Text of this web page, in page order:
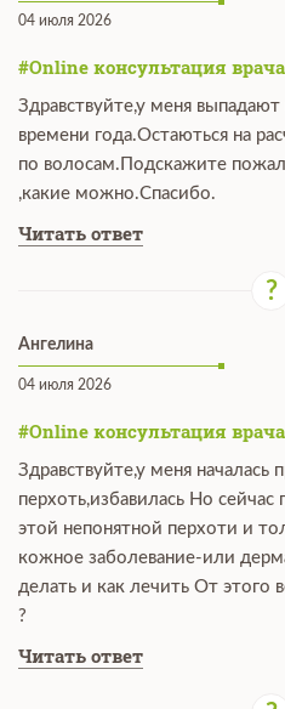
04 июля 2026
#Online консультация
Здравствуйте,у меня
времени года.Остаються на
по волосам.Подскажите
,какие можно.Спасибо.
Читать ответ
Ангелина
04 июля 2026
#Online консультация
Здравствуйте,у меня
перхоть,избавилась Но
этой непонятной перхоти и
кожное заболевание-или
делать и как лечить От этого
?
Читать ответ